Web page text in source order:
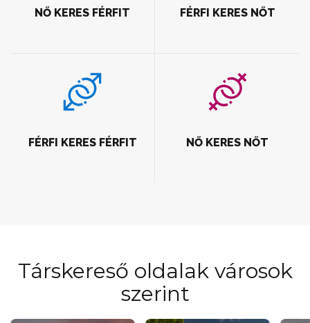
NŐ KERES FÉRFIT FÉRFI KERES NŐT
FÉRFI KERES FÉRFIT NŐ KERES NŐT
Társkereső oldalak városok
szerint